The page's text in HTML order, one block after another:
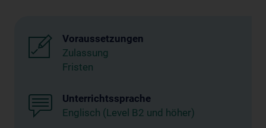
Voraussetzungen
Zulassung
Fristen
Unterrichtssprache
Englisch (Level B2 und höher)